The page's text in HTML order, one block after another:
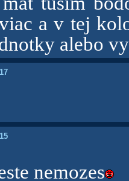
a v tej
alebo
nemozes